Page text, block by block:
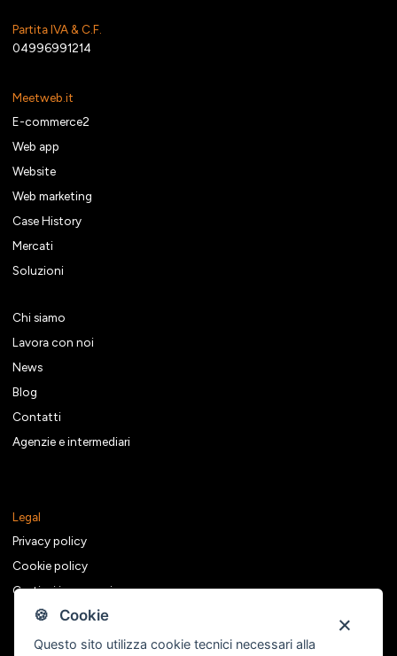
🍪 Cookie
Questo sito utilizza cookie tecnici necessari alla
Partita IVA & C.F.
04996991214
Meetweb.it
E-commerce2
Web app
Website
Web marketing
Case History
Mercati
Soluzioni
Chi siamo
Lavora con noi
News
Blog
Contatti
Agenzie e intermediari
Legal
Privacy policy
Cookie policy
Gestisci i consensi